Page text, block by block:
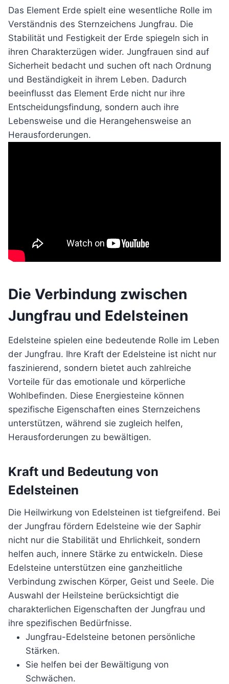
Das Element Erde spielt eine wesentliche Rolle im
Verständnis des Sternzeichens Jungfrau. Die
Stabilität und Festigkeit der Erde spiegeln sich in
ihren Charakterzügen wider. Jungfrauen sind auf
Sicherheit bedacht und suchen oft nach Ordnung
und Beständigkeit in ihrem Leben. Dadurch
beeinflusst das Element Erde nicht nur ihre
Entscheidungsfindung, sondern auch ihre
Lebensweise und die Herangehensweise an
Herausforderungen.
Die Verbindung zwischen
Jungfrau und Edelsteinen
Edelsteine spielen eine bedeutende Rolle im Leben
der Jungfrau. Ihre Kraft der Edelsteine ist nicht nur
faszinierend, sondern bietet auch zahlreiche
Vorteile für das emotionale und körperliche
Wohlbefinden. Diese Energiesteine können
spezifische Eigenschaften eines Sternzeichens
unterstützen, während sie zugleich helfen,
Herausforderungen zu bewältigen.
Kraft und Bedeutung von
Edelsteinen
Die Heilwirkung von Edelsteinen ist tiefgreifend. Bei
der Jungfrau fördern Edelsteine wie der Saphir
nicht nur die Stabilität und Ehrlichkeit, sondern
helfen auch, innere Stärke zu entwickeln. Diese
Edelsteine unterstützen eine ganzheitliche
Verbindung zwischen Körper, Geist und Seele. Die
Auswahl der Heilsteine berücksichtigt die
charakterlichen Eigenschaften der Jungfrau und
ihre spezifischen Bedürfnisse.
Jungfrau-Edelsteine betonen persönliche
Stärken.
Sie helfen bei der Bewältigung von
Schwächen.